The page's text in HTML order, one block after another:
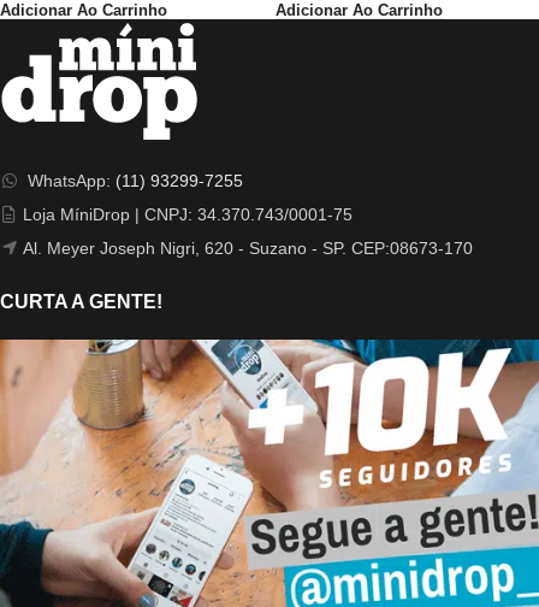
Adicionar Ao Carrinho Adicionar Ao Carrinho
WhatsApp: (11) 93299-7255
Loja MíniDrop | CNPJ: 34.370.743/0001-75
Al. Meyer Joseph Nigri, 620 - Suzano - SP. CEP:08673-170
CURTA A GENTE!